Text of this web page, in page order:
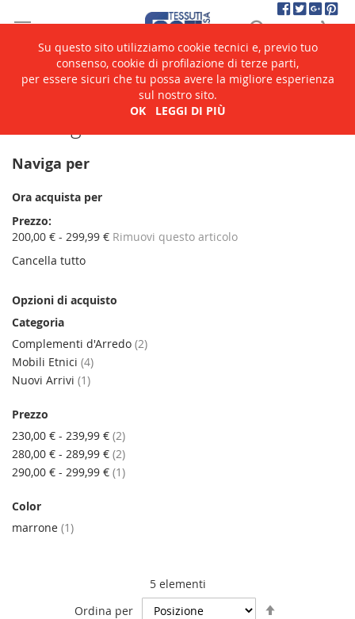
Cerca
contenuto
5elementi
Ordina per
Naviga per
Ora acquista per
Prezzo
200,00 € - 299,99 € Rimuovi questo articolo
Cancella tutto
Opzioni di acquisto
Categoria
Complementi d'Arredo 2elementi
Mobili Etnici 4elementi
Nuovi Arrivi 1elemento
Prezzo
230,00 € - 239,99 € 2elementi
280,00 € - 289,99 € 2elementi
290,00 € - 299,99 € 1elemento
Color
marrone 1elemento
Su questo sito utilizziamo cookie tecnici e, previo tuo
consenso, cookie di profilazione di terze parti,
per essere sicuri che tu possa avere la migliore esperienza
sul nostro sito.
OK
LEGGI DI PIÙ